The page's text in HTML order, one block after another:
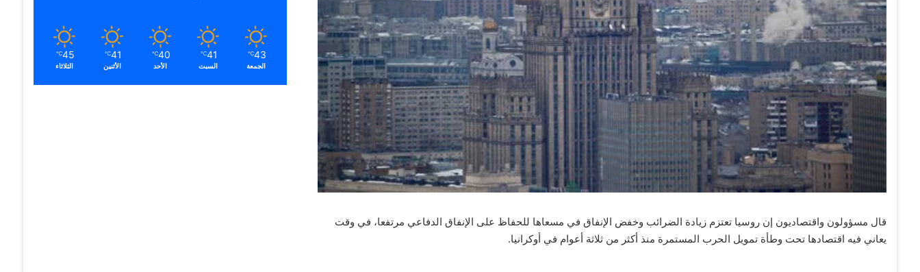
قال مسؤولون واقتصاديون إن روسيا تعتزم زيادة الضرائب وخفض الإنفاق في مسعاها للحفاظ على الإنفاق الدفاعي مرتفعا، في وقت
يعاني فيه اقتصادها تحت وطأة تمويل الحرب المستمرة منذ أكثر من ثلاثة أعوام في أوكرانيا.
43
℃
الجمعة
41
℃
السبت
40
℃
الأحد
41
℃
الأثنين
45
℃
الثلاثاء